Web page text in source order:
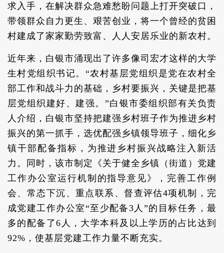
求入手，在解决群众急难愁盼问题上打开突破口，
带领群众自力更生、艰苦创业，将一个曾经的贫困
村建成了家家勤劳致富、人人安居乐业的新农村。
近年来，白银市涌现出了许多像司宏才这样的大学
生村党组织书记。“农村基层党组织是党在农村全
部工作和战斗力的基础，乡村要振兴，关键是把基
层党组织建好、建强。”白银市委组织部有关负责
人介绍，白银市坚持把建强乡村班子作为推进乡村
振兴的第一抓手，选优配强乡镇领导班子，细化乡
镇干部配备指标，为推进乡村振兴战略注入新活
力。同时，该市制定《关于健全乡镇（街道）党建
工作办公室运行机制的指导意见》，完善工作例
会、常态下沉、重点联系、督查评估4项机制，完
成党建工作办公室“至少配备3人”的目标任务，最
多的配备了6人，大学本科及以上学历的占比达到
92%，使基层党建工作力量不断充实。